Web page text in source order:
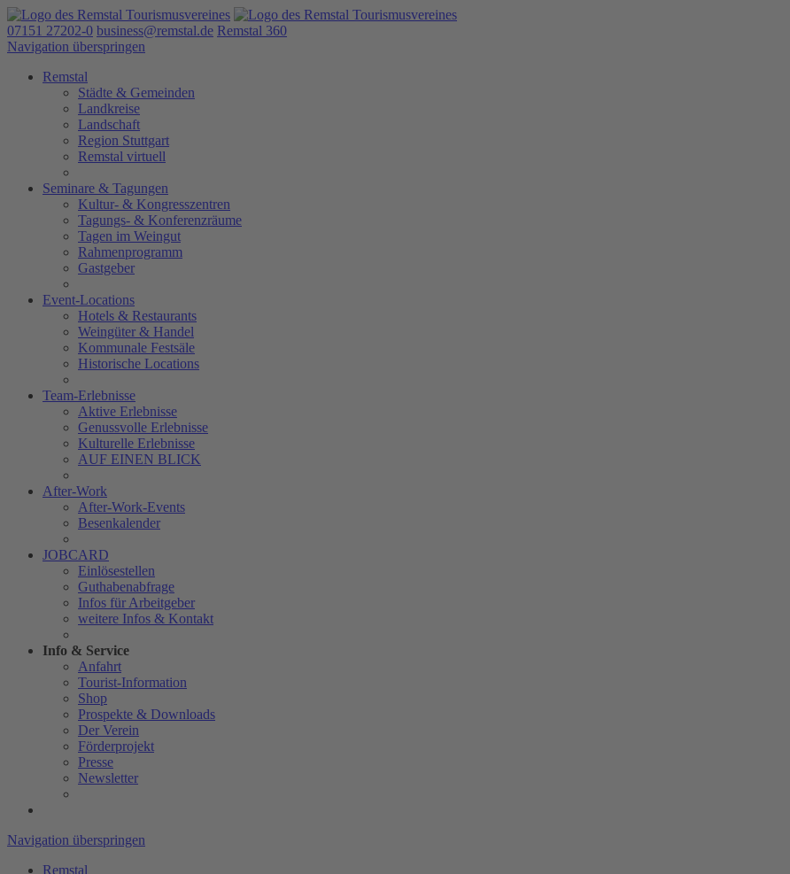
07151 27202-0 business@remstal.de Remstal 360
Navigation überspringen
Remstal
Städte & Gemeinden
Landkreise
Landschaft
Region Stuttgart
Remstal virtuell
Seminare & Tagungen
Kultur- & Kongresszentren
Tagungs- & Konferenzräume
Tagen im Weingut
Rahmenprogramm
Gastgeber
Event-Locations
Hotels & Restaurants
Weingüter & Handel
Kommunale Festsäle
Historische Locations
Team-Erlebnisse
Aktive Erlebnisse
Genussvolle Erlebnisse
Kulturelle Erlebnisse
AUF EINEN BLICK
After-Work
After-Work-Events
Besenkalender
JOBCARD
Einlösestellen
Guthabenabfrage
Infos für Arbeitgeber
weitere Infos & Kontakt
Info & Service
Anfahrt
Tourist-Information
Shop
Prospekte & Downloads
Der Verein
Förderprojekt
Presse
Newsletter
Navigation überspringen
Remstal